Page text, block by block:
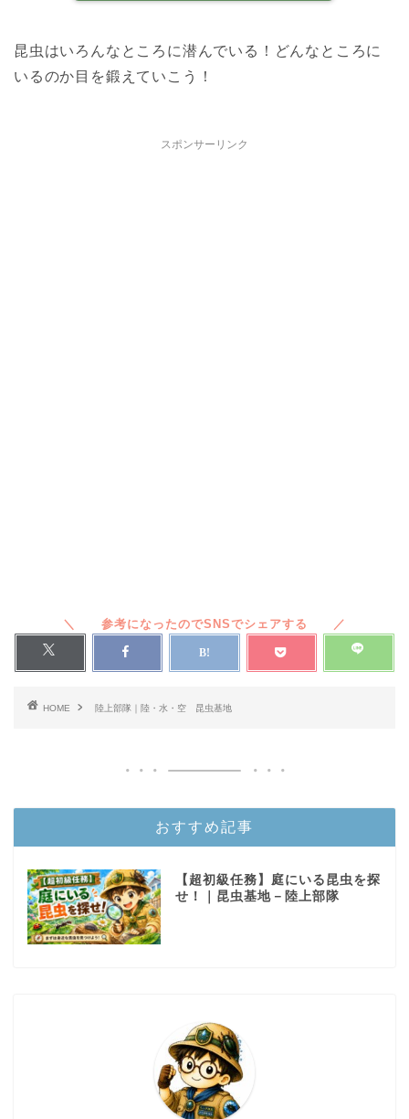
昆虫はいろんなところに潜んでいる！どんなところに
いるのか目を鍛えていこう！
スポンサーリンク
HOME 陸上部隊｜陸・水・空 昆虫基地
おすすめ記事
【超初級任務】庭にいる昆虫を探
せ！｜昆虫基地－陸上部隊